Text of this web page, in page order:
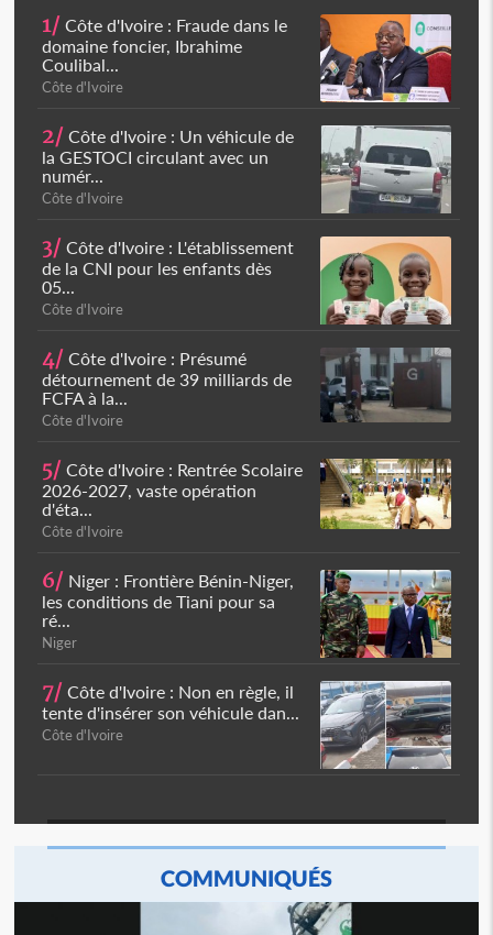
1/ Côte d'Ivoire : Fraude dans le
domaine foncier, Ibrahime
Coulibal...
Côte d'Ivoire
2/ Côte d'Ivoire : Un véhicule de
la GESTOCI circulant avec un
numér...
Côte d'Ivoire
3/ Côte d'Ivoire : L'établissement
de la CNI pour les enfants dès
05...
Côte d'Ivoire
4/ Côte d'Ivoire : Présumé
détournement de 39 milliards de
FCFA à la...
Côte d'Ivoire
5/ Côte d'Ivoire : Rentrée Scolaire
2026-2027, vaste opération
d'éta...
Côte d'Ivoire
6/ Niger : Frontière Bénin-Niger,
les conditions de Tiani pour sa
ré...
Niger
7/ Côte d'Ivoire : Non en règle, il
tente d'insérer son véhicule dan...
Côte d'Ivoire
COMMUNIQUÉS